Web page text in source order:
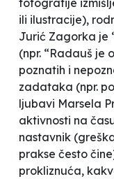
fotografije
ili ilustracije),
Jurić Zagorka je
(npr. “Radauš je
poznatih i
zadataka (npr.
ljubavi Marsela
aktivnosti na
nastavnik
prakse često
prokliznuća,